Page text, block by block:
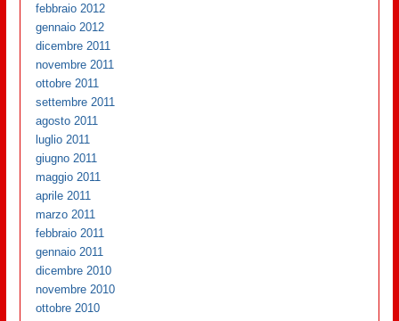
febbraio 2012
gennaio 2012
dicembre 2011
novembre 2011
ottobre 2011
settembre 2011
agosto 2011
luglio 2011
giugno 2011
maggio 2011
aprile 2011
marzo 2011
febbraio 2011
gennaio 2011
dicembre 2010
novembre 2010
ottobre 2010